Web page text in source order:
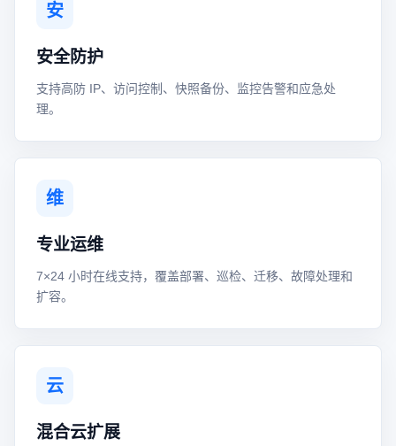
安
安全防护
支持高防 IP、访问控制、快照备份、监控告警和应急处
理。
维
专业运维
7×24 小时在线支持，覆盖部署、巡检、迁移、故障处理和
扩容。
云
混合云扩展